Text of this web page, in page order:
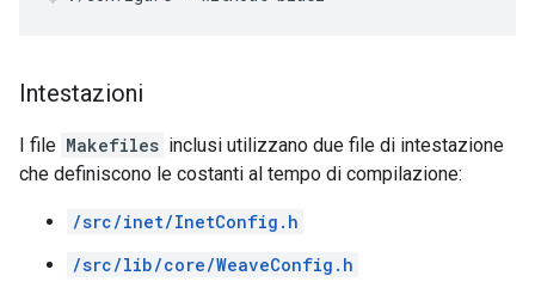
Intestazioni
I file Makefiles inclusi utilizzano due file di intestazione
che definiscono le costanti al tempo di compilazione:
/src/inet/InetConfig.h
/src/lib/core/WeaveConfig.h